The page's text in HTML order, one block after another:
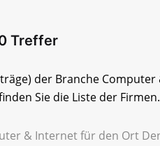
Treffer
der Branche
Sie die Liste der Firmen.
& Internet für den Ort